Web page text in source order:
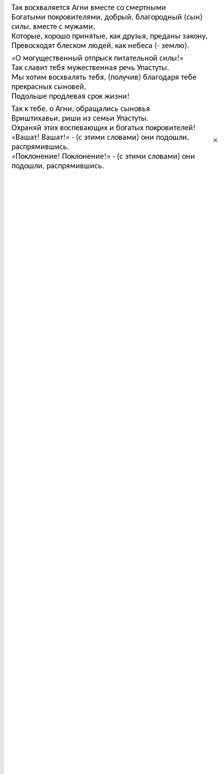
×
Так восхваляется Агни вместе со смертными
Богатыми покровителями, добрый, благородный (сын)
силы, вместе с мужами,
Которые, хорошо принятые, как друзья, преданы закону,
Превосходят блеском людей, как небеса (- землю).
«О могущественный отпрыск питательной силы!»
Так славит тебя мужественная речь Упастуты.
Мы хотим восхвалять тебя, (получив) благодаря тебе
прекрасных сыновей,
Подольше продлевая срок жизни!
Так к тебе, о Агни, обращались сыновья
Вриштихавьи, риши из семьи Упастуты.
Охраняй этих воспевающих и богатых покровителей!
«Вашат! Вашат!» - (с этими словами) они подошли,
распрямившись.
«Поклонение! Поклонение!» - (с этими словами) они
подошли, распрямившись.